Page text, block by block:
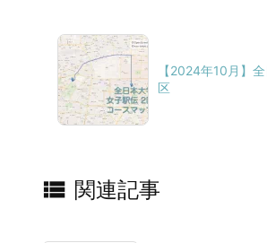
【2024年10月】
区
 関連記事